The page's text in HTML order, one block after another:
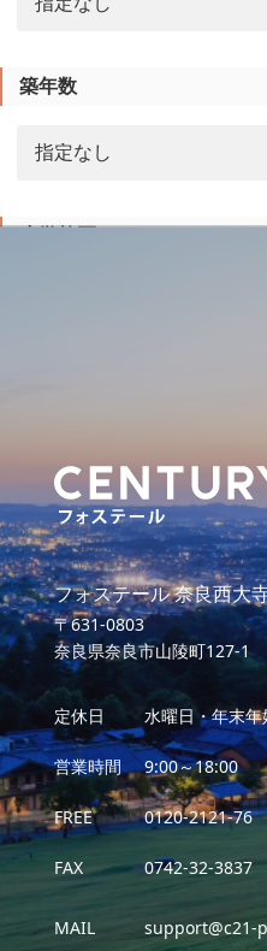
築年数
フォステール 奈良西大
〒631-0803
奈良県奈良市山陵町127-1
定休日 水曜日・年末年
営業時間 9:00～18:00
FREE 0120-2121-76
FAX 0742-32-3837
MAIL support@c21-